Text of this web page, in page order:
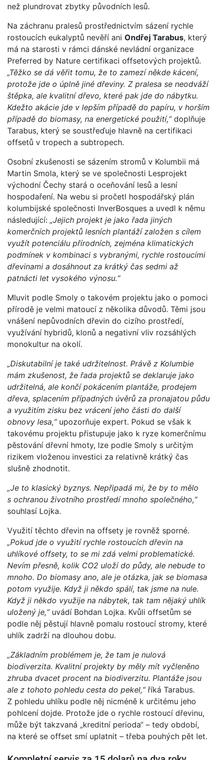
než plundrovat zbytky původních lesů.
Na záchranu pralesů prostřednictvím sázení rychle
rostoucích eukalyptů nevěří ani Ondřej Tarabus, který
má na starosti v rámci dánské nevládní organizace
Preferred by Nature certifikaci offsetových projektů.
„Těžko se dá věřit tomu, že to zamezí někde kácení,
protože jde o úplně jiné dřeviny. Z pralesa se neodváží
štěpka, ale kvalitní dřevo, které pak jde do nábytku.
Kdežto akácie jde v lepším případě do papíru, v horším
případě do biomasy, na energetické použití,“doplňuje
Tarabus, který se soustřeďuje hlavně na certifikaci
offsetů v tropech a subtropech.
Osobní zkušenosti se sázením stromů v Kolumbii má
Martin Smola, který se ve společnosti Lesprojekt
východní Čechy stará o oceňování lesů a lesní
hospodaření. Na webu si pročetl hospodářský plán
kolumbijské společnosti InverBosques a uvedl k němu
následující: „Jejich projekt je jako řada jiných
komerčních projektů lesních plantáží založen s cílem
využít potenciálu přírodních, zejména klimatických
podmínek v kombinaci s vybranými, rychle rostoucími
dřevinami a dosáhnout za krátký čas sedmi až
patnácti let vysokého výnosu.“
Mluvit podle Smoly o takovém projektu jako o pomoci
přírodě je velmi matoucí z několika důvodů. Těmi jsou
vnášení nepůvodních dřevin do cizího prostředí,
využívání hybridů, klonů a negativní vliv rozsáhlých
monokultur na okolí.
„Diskutabilní je také udržitelnost. Právě z Kolumbie
mám zkušenost, že řada projektů se deklaruje jako
udržitelná, ale končí pokácením plantáže, prodejem
dřeva, splacením případných úvěrů za pronajatou půdu
a využitím zisku bez vrácení jeho části do další
obnovy lesa,“upozorňuje expert. Pokud se však k
takovému projektu přistupuje jako k ryze komerčnímu
pěstování dřevní hmoty, lze podle Smoly s určitým
rizikem vloženou investici za relativně krátký čas
slušně zhodnotit.
„Je to klasický byznys. Nepřipadá mi, že by to mělo
s ochranou životního prostředí mnoho společného,“
souhlasí Lojka.
Využití těchto dřevin na offsety je rovněž sporné.
„Pokud jde o využití rychle rostoucích dřevin na
uhlíkové offsety, to se mi zdá velmi problematické.
Nevím přesně, kolik CO2 uloží do půdy, ale nebude to
mnoho. Do biomasy ano, ale je otázka, jak se biomasa
potom využije. Když ji někdo spálí, tak jsme na nule.
Když ji někdo využije na nábytek, tak tam nějaký uhlík
uložený je,“ uvádí Bohdan Lojka. Kvůli offsetům se
podle něj pěstují hlavně pomalu rostoucí stromy, které
uhlík zadrží na dlouhou dobu.
„Základním problémem je, že tam je nulová
biodiverzita. Kvalitní projekty by měly mít vyčleněno
zhruba dvacet procent na biodiverzitu. Plantáže jsou
ale z tohoto pohledu cesta do pekel,“ říká Tarabus.
Z pohledu uhlíku podle něj nicméně k určitému jeho
pohlcení dojde. Protože jde o rychle rostoucí dřevinu,
může být takzvaná „kreditní perioda“ – tedy období,
na které se offset smí uplatnit – třeba pouhých pět let.